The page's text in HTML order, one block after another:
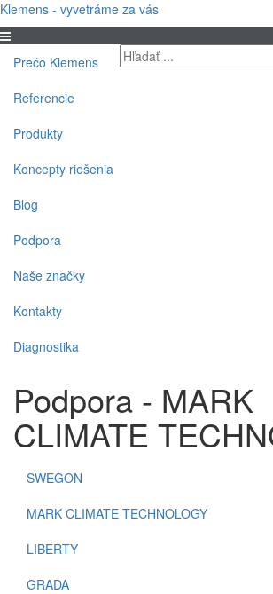
Klemens - vyvetráme za vás
Prečo Klemens
Referencie
Produkty
Koncepty riešenia
Blog
Podpora
Naše značky
Kontakty
Diagnostika
Podpora - MARK
CLIMATE
SWEGON
MARK CLIMATE TECHNOLOGY
LIBERTY
GRADA